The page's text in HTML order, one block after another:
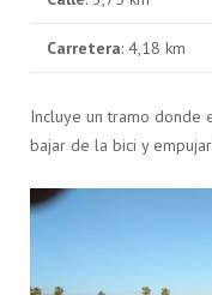
Carretera: 4,18 km
Incluye un tramo donde
bajar de la bici y